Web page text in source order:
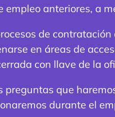
anteriores, a
de
en áreas de
con llave de la
preguntas que
durante el